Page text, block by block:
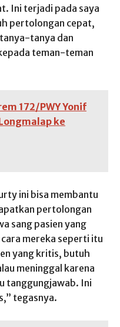
Ini terjadi pada saya
pertolongan cepat,
tanya dan
teman-teman
172/PWY Yonif
ke
ini bisa membantu
pertolongan
sang pasien yang
mereka seperti itu
yang kritis, butuh
meninggal karena
tanggungjawab. Ini
tegasnya.